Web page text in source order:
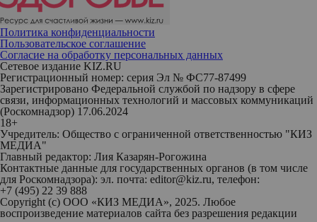
Политика конфиденциальности
Пользовательское соглашение
Согласие на обработку персональных данных
Сетевое издание KIZ.RU
Регистрационный номер: серия Эл № ФС77-87499
Зарегистрировано Федеральной службой по надзору в сфере
связи, информационных технологий и массовых коммуникаций
(Роскомнадзор) 17.06.2024
18+
Учредитель: Общество с ограниченной ответственностью "КИЗ
МЕДИА"
Главный редактор: Лия Казарян-Рогожина
Контактные данные для государственных органов (в том числе
для Роскомнадзора): эл. почта: editor@kiz.ru, телефон:
+7 (495) 22 39 888
Copyright (с) ООО «КИЗ МЕДИА», 2025. Любое
воспроизведение материалов сайта без разрешения редакции